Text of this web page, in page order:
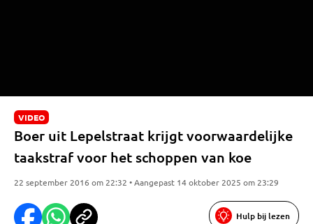
VIDEO
Boer uit Lepelstraat krijgt voorwaardelijke
taakstraf voor het schoppen van koe
22 september 2016 om 22:32 • Aangepast 14 oktober 2025 om 23:29
Hulp bij lezen